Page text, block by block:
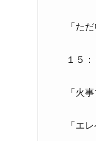
「た
１５
「火
「エ